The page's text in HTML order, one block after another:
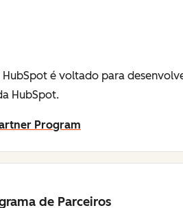
é voltado para
HubSpot.
Program
de Parceiros